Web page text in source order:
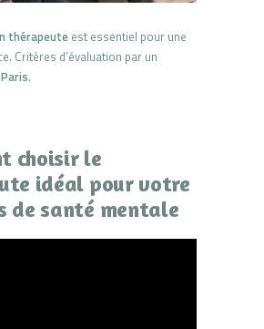
thérapeute est essentiel pour une
Critères d’évaluation par un
.
choisir le
idéal pour votre
de santé mentale